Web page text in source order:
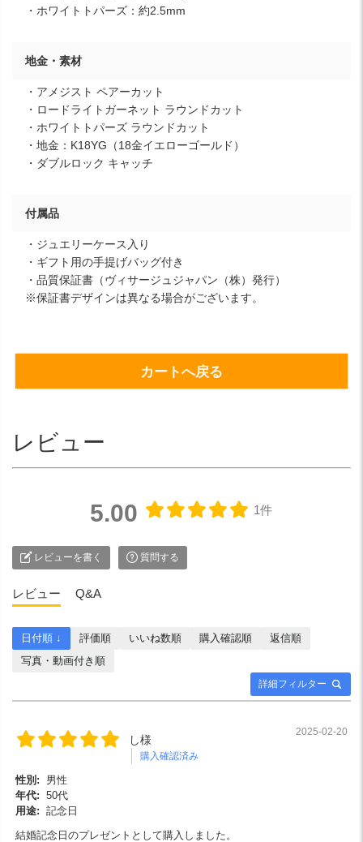
・ホワイトトパーズ：約2.5mm
地金・素材
・アメジスト ペアーカット
・ロードライトガーネット ラウンドカット
・ホワイトトパーズ ラウンドカット
・地金：K18YG（18金イエローゴールド）
・ダブルロック キャッチ
付属品
・ジュエリーケース入り
・ギフト用の手提げバッグ付き
・品質保証書（ヴィサージュジャパン（株）発行）
※保証書デザインは異なる場合がございます。
カートへ戻る
レビュー
5.00 1件
レビューを書く 質問する
レビュー Q&A
詳細フィルター
日付順 ↓ 評価順 いいね数順 購入確認順
返信順
写真・動画付き順
し様
購入確認済み
2025-02-20
性別:
男性
年代: 50代
用途: 記念日
結婚記念日のプレゼントとして購入しました。